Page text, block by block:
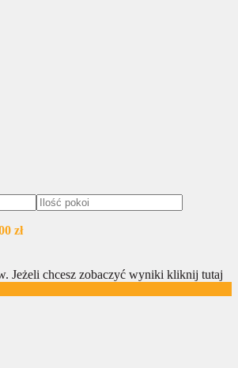
zł
Jeżeli chcesz zobaczyć wyniki kliknij tutaj